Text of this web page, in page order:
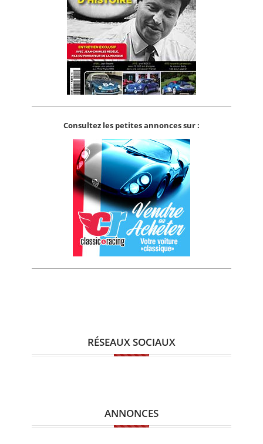
Consultez les petites annonces sur :
RÉSEAUX SOCIAUX
ANNONCES